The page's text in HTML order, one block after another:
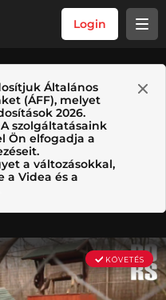
Login
Általános
(ÁFF), melyet
2026.
szolgáltatásaink
Ön elfogadja a
a változásokkal,
a Videa és a